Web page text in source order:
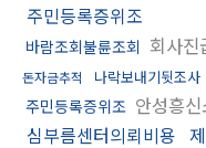
주민등록증위조
바람조회불륜조회 회사진
돈자금추적
나락보내기뒷조사
주민등록증위조 안성흥
심부름센터의뢰비용